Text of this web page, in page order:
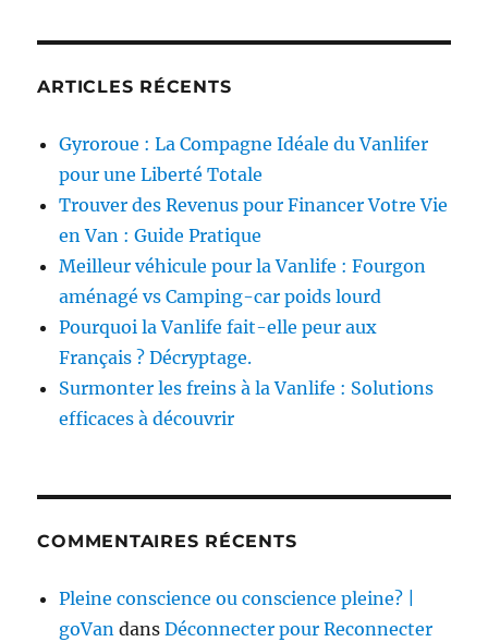
ARTICLES RÉCENTS
Gyroroue : La Compagne Idéale du Vanlifer
pour une Liberté Totale
Trouver des Revenus pour Financer Votre Vie
en Van : Guide Pratique
Meilleur véhicule pour la Vanlife : Fourgon
aménagé vs Camping-car poids lourd
Pourquoi la Vanlife fait-elle peur aux
Français ? Décryptage.
Surmonter les freins à la Vanlife : Solutions
efficaces à découvrir
COMMENTAIRES RÉCENTS
Pleine conscience ou conscience pleine? |
goVan dansDéconnecter pour Reconnecter